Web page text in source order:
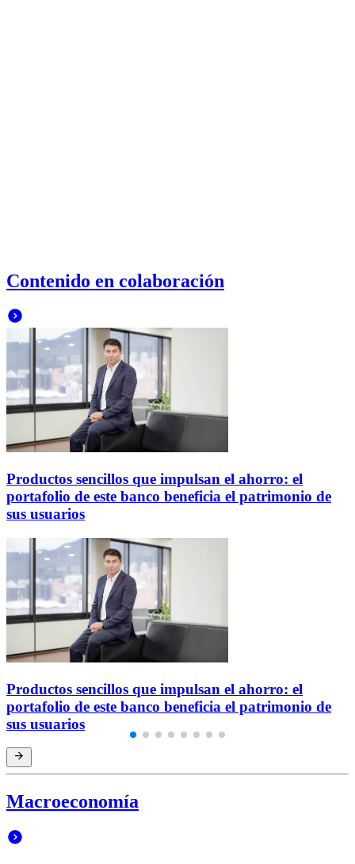
Contenido en colaboración
Productos sencillos que impulsan el ahorro: el
portafolio de este banco beneficia el patrimonio de
sus usuarios
Productos sencillos que impulsan el ahorro: el
portafolio de este banco beneficia el patrimonio de
sus usuarios
Macroeconomía